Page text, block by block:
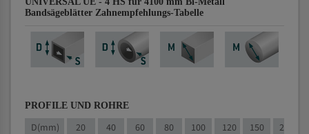
Bandsägeblätter Zahnempfehlungs-Tabelle
PROFILE UND ROHRE
D(mm) 20 40 60 80 100 120 150 200